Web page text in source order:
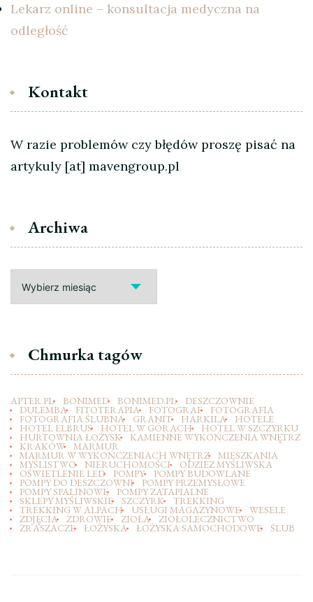
Lekarz online – konsultacja medyczna na
odległość
Kontakt
W razie problemów czy błędów proszę pisać na
artykuly [at] mavengroup.pl
Archiwa
Chmurka tagów
APTER.PL BONIMED BONIMED.PL DESZCZOWNIE
DULEMBA FITOTERAPIA FOTOGRAF FOTOGRAFIA
FOTOGRAFIA ŚLUBNA GRANIT HARKILA HOTELE
HOTEL ELBRUS HOTEL W GÓRACH HOTEL W SZCZYRKU
HURTOWNIA ŁOŻYSK KAMIENNE WYKOŃCZENIA WNĘTRZ
KRAKÓW MARMUR
MARMUR W WYKOŃCZENIACH WNĘTRZ MIESZKANIA
MYŚLISTWO NIERUCHOMOŚCI ODZIEZ MYŚLIWSKA
OŚWIETLENIE LED POMPY POMPY BUDOWLANE
POMPY DO DESZCZOWNI POMPY PRZEMYSŁOWE
POMPY SPALINOWE POMPY ZATAPIALNE
SKLEPY MYŚLIWSKIE SZCZYRK TREKKING
TREKKING W ALPACH USŁUGI MAGAZYNOWE WESELE
ZDJĘCIA ZDROWIE ZIOŁA ZIOŁOLECZNICTWO
ZRASZACZE ŁOŻYSKA ŁOŻYSKA SAMOCHODOWE ŚLUB